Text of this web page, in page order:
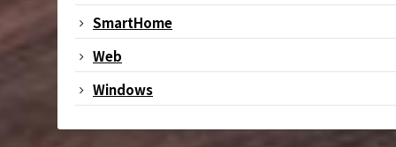
SmartHome
Web
Windows